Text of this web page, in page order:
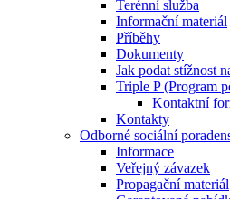
Terénní služba
Informační materiál
Příběhy
Dokumenty
Jak podat stížnost
Triple P (Program
Kontaktní
Kontakty
Odborné sociální
Informace
Veřejný závazek
Propagační materiál